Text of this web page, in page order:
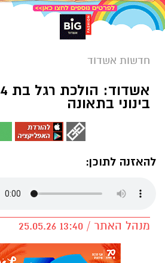
חדשות אשדוד
בינוני בתאונה
להאזנה לתוכן:
מנהל האתר / 13:40 25.05.26